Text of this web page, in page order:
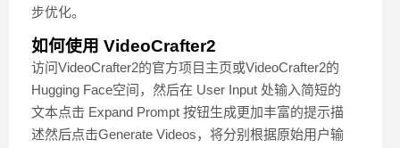
步优化。
如何使用 VideoCrafter2
访问VideoCrafter2的官方项目主页或VideoCrafter2的
Hugging Face空间，然后在 User Input 处输入简短的
文本点击 Expand Prompt 按钮生成更加丰富的提示描
述然后点击Generate Videos，将分别根据原始用户输